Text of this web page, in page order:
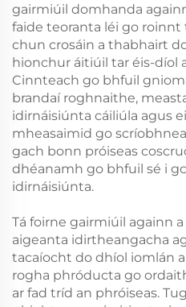
gairmiúil domhanda
faide teoranta léi go
chun crosáin a thabhairt
hionchur áitiúil tar éis-díol
Cinnteach go bhfuil
brandaí roghnaithe,
idirnáisiúnta cáiliúla agus
mheasaimid go
gach bonn próiseas
dhéanamh go bhfuil sé i
idirnáisiúnta.
Tá foirne gairmiúil againn
aigeanta idirtheangacha
tacaíocht do dhíol iomlán
rogha phróducta go
ar fad tríd an phróiseas.